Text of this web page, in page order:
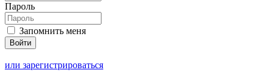
Пароль
Запомнить меня
или зарегистрироваться